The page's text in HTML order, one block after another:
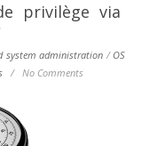
privilège via
system administration / OS
/ No Comments